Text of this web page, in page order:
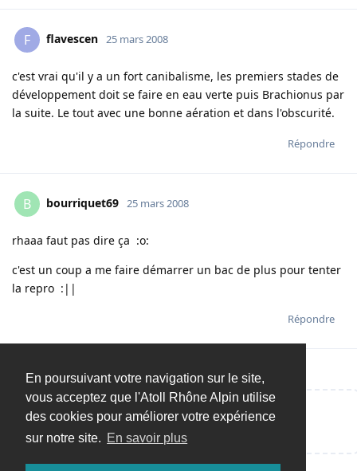
En poursuivant votre navigation sur le site,
vous acceptez que l'Atoll Rhône Alpin utilise
des cookies pour améliorer votre expérience
sur notre site. En savoir plus
F flavescen 25 mars 2008
c'est vrai qu'il y a un fort canibalisme, les premiers stades de
développement doit se faire en eau verte puis Brachionus par
la suite. Le tout avec une bonne aération et dans l'obscurité.
Répondre
B bourriquet69 25 mars 2008
rhaaa faut pas dire ça :o:
c'est un coup a me faire démarrer un bac de plus pour tenter
la repro :||
Répondre
Répondre…